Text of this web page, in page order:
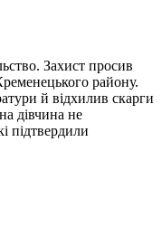
Захист просив
району.
й відхилив скарги
дівчина не
підтвердили